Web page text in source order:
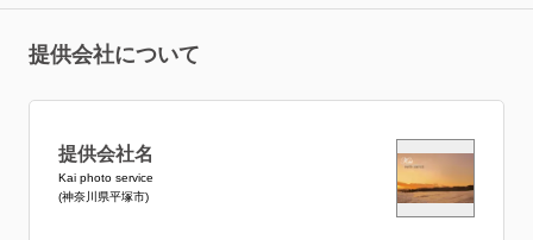
提供会社について
提供会社名
Kai photo service
(神奈川県平塚市)